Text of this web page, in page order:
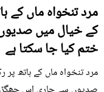
مرد تنخواہ ماں کے
کے خیال میں
ختم کیا جا سکتا ہے
مرد تنخواہ ماں کے ہاتھ پر